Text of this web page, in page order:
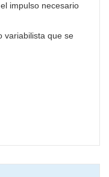
impulso necesario
variabilista que se